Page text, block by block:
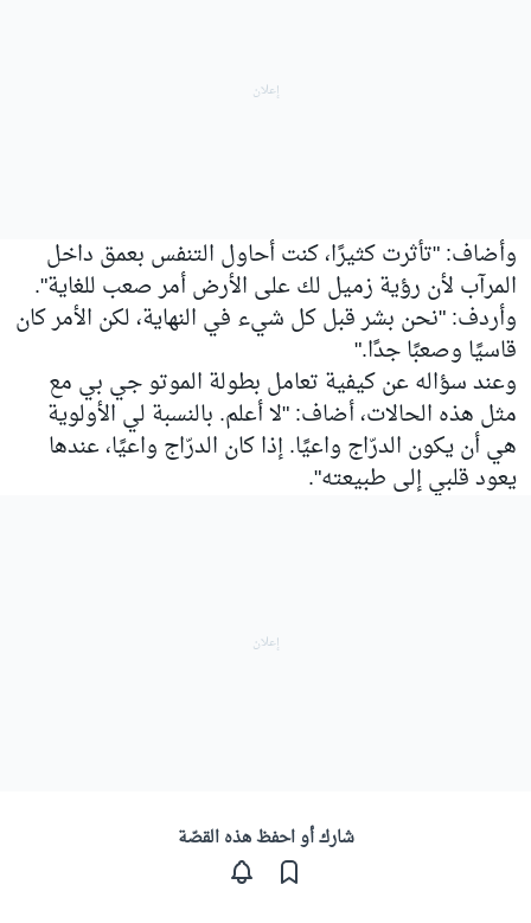
وأضاف: "تأثرت كثيرًا، كنت أحاول التنفس بعمق داخل
المرآب لأن رؤية زميل لك على الأرض أمر صعب للغاية".
وأردف: "نحن بشر قبل كل شيء في النهاية، لكن الأمر كان
قاسيًا وصعبًا جدًا."
وعند سؤاله عن كيفية تعامل بطولة الموتو جي بي مع
مثل هذه الحالات، أضاف: "لا أعلم. بالنسبة لي الأولوية
هي أن يكون الدرّاج واعيًا. إذا كان الدرّاج واعيًا، عندها
يعود قلبي إلى طبيعته".
شارك أو احفظ هذه القصّة